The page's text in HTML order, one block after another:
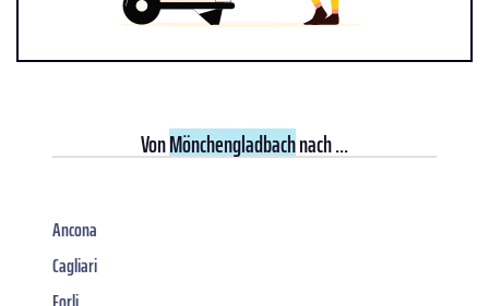
VonMönchengladbachnach ...
Ancona
Cagliari